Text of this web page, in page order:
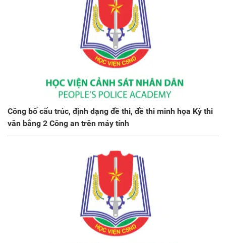
Công bố cấu trúc, định dạng đề thi, đề thi minh họa Kỳ thi
văn bằng 2 Công an trên máy tính